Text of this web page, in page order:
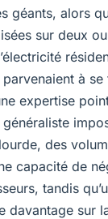
géants, alors
sur deux
à se
expertise
des
capacité de
tandis
davantage sur